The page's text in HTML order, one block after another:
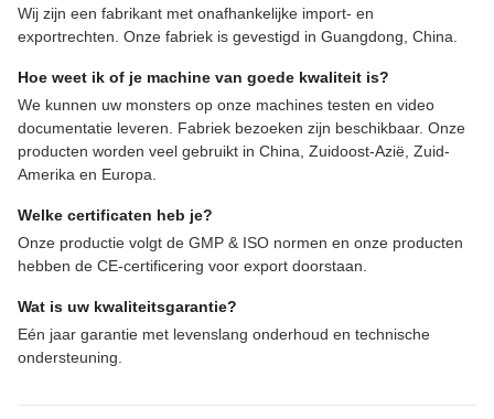
Wij zijn een fabrikant met onafhankelijke import- en
exportrechten. Onze fabriek is gevestigd in Guangdong, China.
Hoe weet ik of je machine van goede kwaliteit is?
We kunnen uw monsters op onze machines testen en video
documentatie leveren. Fabriek bezoeken zijn beschikbaar. Onze
producten worden veel gebruikt in China, Zuidoost-Azië, Zuid-
Amerika en Europa.
Welke certificaten heb je?
Onze productie volgt de GMP & ISO normen en onze producten
hebben de CE-certificering voor export doorstaan.
Wat is uw kwaliteitsgarantie?
Eén jaar garantie met levenslang onderhoud en technische
ondersteuning.